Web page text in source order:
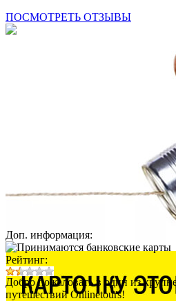
ПОСМОТРЕТЬ ОТЗЫВЫ
Доп. информация:
Рейтинг:
Добро пожаловать в один из
путешествий Onlinetours!